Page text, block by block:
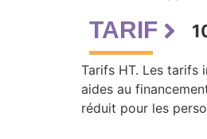
TARIF
Tarifs HT. Les tarifs
aides au
réduit pour les